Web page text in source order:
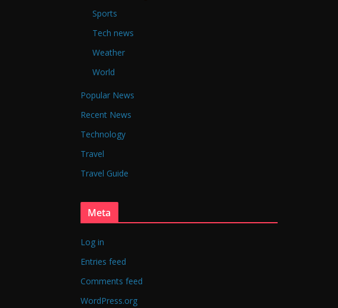
Sports
Tech news
Weather
World
Popular News
Recent News
Technology
Travel
Travel Guide
Meta
Log in
Entries feed
Comments feed
WordPress.org